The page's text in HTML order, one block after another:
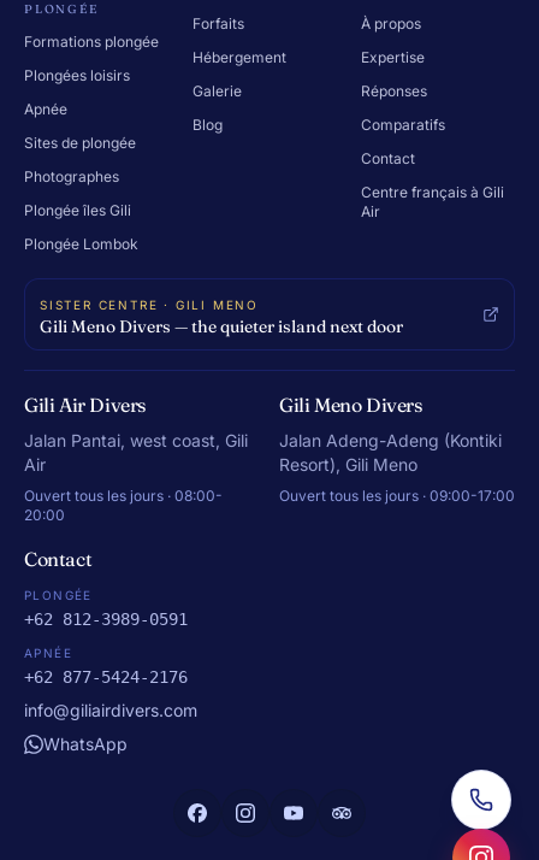
PLONGÉE
Formations plongée
Plongées loisirs
Apnée
Sites de plongée
Photographes
Plongée îles Gili
Plongée Lombok
Forfaits
Hébergement
Galerie
Blog
À propos
Expertise
Réponses
Comparatifs
Contact
Centre français à Gili
Air
SISTER CENTRE · GILI MENO
Gili Meno Divers — the quieter island next door
Gili Air Divers
Jalan Pantai, west coast, Gili
Air
Ouvert tous les jours · 08:00-
20:00
Gili Meno Divers
Jalan Adeng-Adeng (Kontiki
Resort), Gili Meno
Ouvert tous les jours · 09:00-17:00
Contact
PLONGÉE
+62 812-3989-0591
APNÉE
+62 877-5424-2176
info@giliairdivers.com
WhatsApp